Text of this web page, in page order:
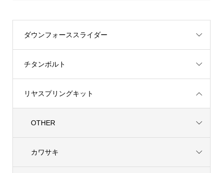
ダウンフォーススライダー
チタンボルト
リヤスプリングキット
OTHER
カワサキ